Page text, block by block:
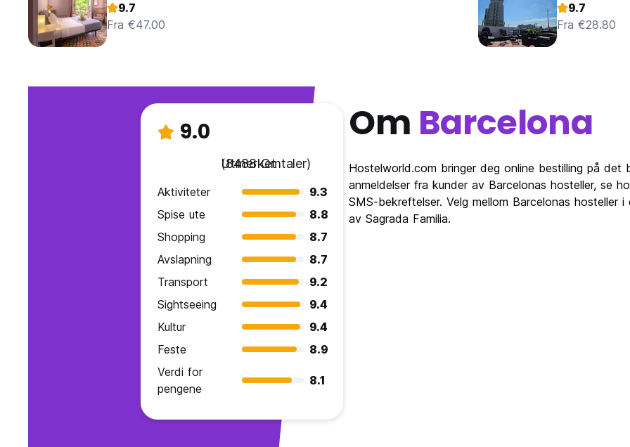
9.7
Fra €47.00
9.7
Fra €28.80
9.0
Utmerket
(8488 Omtaler)
Aktiviteter
9.3
Spise ute
8.8
Shopping
8.7
Avslapning
8.7
Transport
9.2
Sightseeing
9.4
Kultur
9.4
Feste
8.9
Verdi for
pengene
8.1
Om Barcelona
Hostelworld.com bringer deg online bestilling på
anmeldelser fra kunder av Barcelonas hosteller, se
SMS-bekreftelser. Velg mellom Barcelonas
av Sagrada Familia.